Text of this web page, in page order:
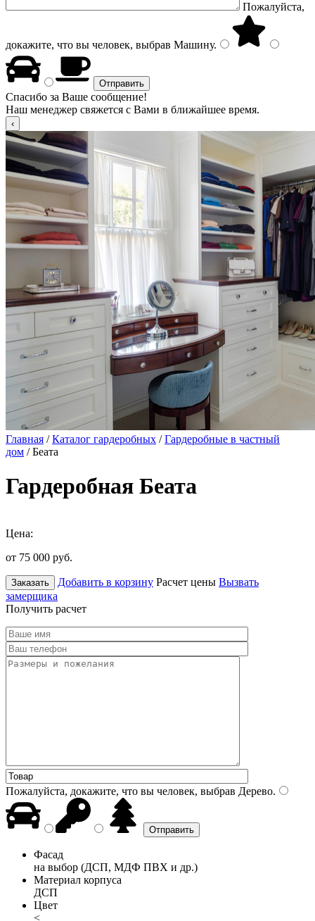
Пожалуйста,
докажите, что вы человек, выбрав Машину.
Спасибо за Ваше сообщение!
Наш менеджер свяжется с Вами в ближайшее время.
Главная /Каталог гардеробных /Гардеробные в частный
дом / Беата
Гардеробная Беата
Цена:
от 75 000 руб.
Заказать Добавить в корзину Расчет цены Вызвать
замерщика
Получить расчет
Пожалуйста, докажите, что вы человек, выбрав Дерево.
Фасад
на выбор (ДСП, МДФ ПВХ и др.)
Материал корпуса
ДСП
Цвет
<